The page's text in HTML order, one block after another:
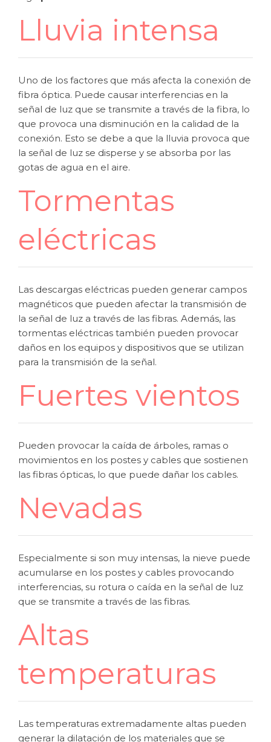
Lluvia intensa
Uno de los factores que más afecta la conexión de
fibra óptica. Puede causar interferencias en la
señal de luz que se transmite a través de la fibra, lo
que provoca una disminución en la calidad de la
conexión. Esto se debe a que la lluvia provoca que
la señal de luz se disperse y se absorba por las
gotas de agua en el aire.
Tormentas
eléctricas
Las descargas eléctricas pueden generar campos
magnéticos que pueden afectar la transmisión de
la señal de luz a través de las fibras. Además, las
tormentas eléctricas también pueden provocar
daños en los equipos y dispositivos que se utilizan
para la transmisión de la señal.
Fuertes vientos
Pueden provocar la caída de árboles, ramas o
movimientos en los postes y cables que sostienen
las fibras ópticas, lo que puede dañar los cables.
Nevadas
Especialmente si son muy intensas, la nieve puede
acumularse en los postes y cables provocando
interferencias, su rotura o caída en la señal de luz
que se transmite a través de las fibras.
Altas
temperaturas
Las temperaturas extremadamente altas pueden
generar la dilatación de los materiales que se